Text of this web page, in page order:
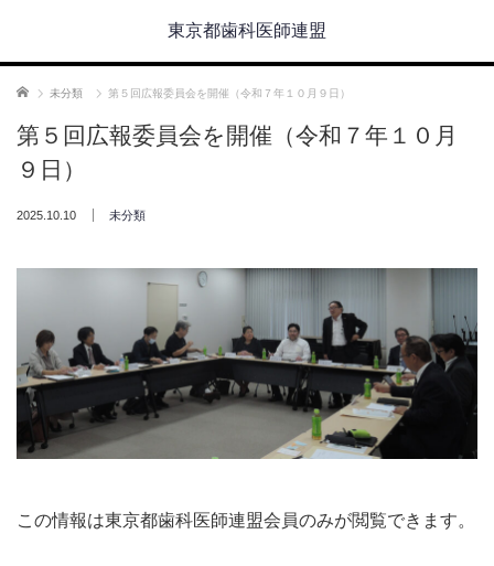
東京都歯科医師連盟
ホーム 未分類 第５回広報委員会を開催（令和７年１０月９日）
第５回広報委員会を開催（令和７年１０月
９日）
2025.10.10 未分類
この情報は東京都歯科医師連盟会員のみが閲覧できます。